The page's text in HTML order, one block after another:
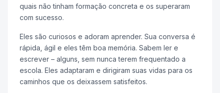
quais não tinham formação concreta e os superaram
com sucesso.
Eles são curiosos e adoram aprender. Sua conversa é
rápida, ágil e eles têm boa memória. Sabem ler e
escrever – alguns, sem nunca terem frequentado a
escola. Eles adaptaram e dirigiram suas vidas para os
caminhos que os deixassem satisfeitos.